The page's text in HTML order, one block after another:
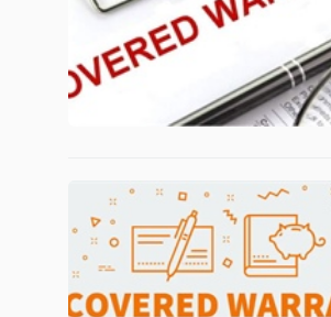
NGÀNH
NGHIỆP